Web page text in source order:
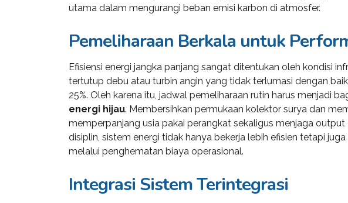
utama dalam mengurangi beban emisi karbon di atmosfer.
Pemeliharaan Berkala untuk
Efisiensi energi jangka panjang sangat ditentukan oleh kondisi
tertutup debu atau turbin angin yang tidak terlumasi dengan
25%. Oleh karena itu, jadwal pemeliharaan rutin harus menjadi
energi hijau. Membersihkan permukaan kolektor surya dan
memperpanjang usia pakai perangkat sekaligus menjaga
disiplin, sistem energi tidak hanya bekerja lebih efisien tetapi
melalui penghematan biaya operasional.
Integrasi Sistem Terintegrasi
investment...
David S. Morris
CEO at Entavo LLC